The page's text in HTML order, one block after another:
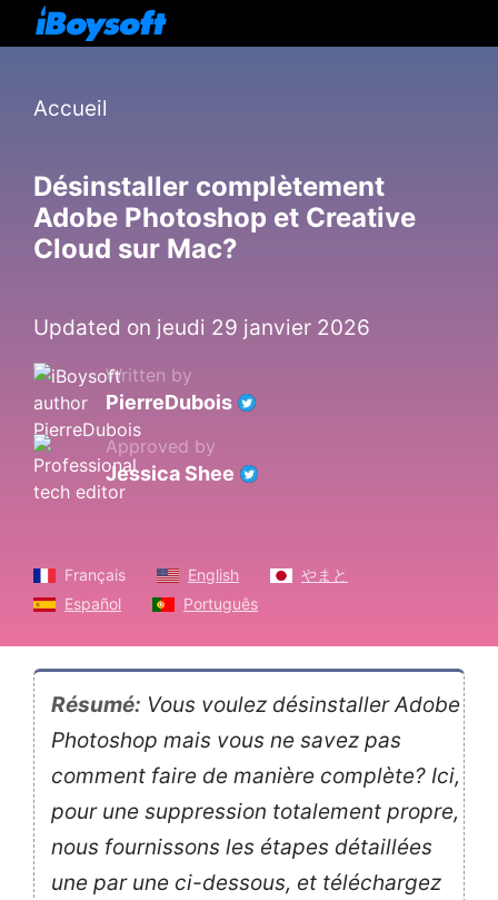
Accueil
Désinstaller complètement
Adobe Photoshop et Creative
Cloud sur Mac?
Updated on jeudi 29 janvier 2026
Written by
PierreDubois
Approved by
Jessica Shee
Français English
やまと
Español
Português
Résumé: Vous voulez désinstaller Adobe
Photoshop mais vous ne savez pas
comment faire de manière complète? Ici,
pour une suppression totalement propre,
nous fournissons les étapes détaillées
une par une ci-dessous, et téléchargez